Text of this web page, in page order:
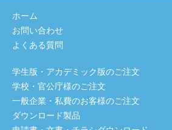
ホーム
お問い合わせ
よくある質問
学生版・アカデミック版のご注文
学校・官公庁様のご注文
一般企業・私費のお客様のご注文
ダウンロード製品